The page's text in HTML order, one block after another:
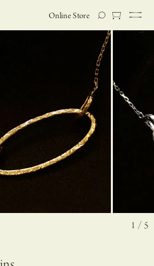
Online Store
1 / 5